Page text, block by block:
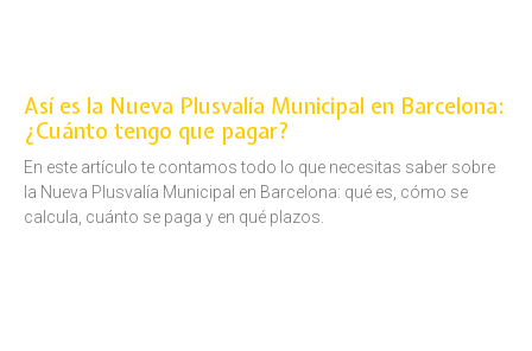
Así es la Nueva Plusvalía Municipal en Barcelona:
¿Cuánto tengo que pagar?
En este artículo te contamos todo lo que necesitas saber sobre
la Nueva Plusvalía Municipal en Barcelona: qué es, cómo se
calcula, cuánto se paga y en qué plazos.